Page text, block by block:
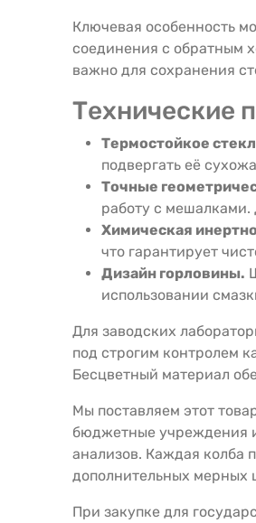
Ключевая особенность
соединения с обратным
важно для сохранения
Технические
Термостойкое
подвергать её
Точные
работу с мешалками.
Химическая
что гарантирует
Дизайн горловины.
использовании
Для заводских
под строгим контролем
Бесцветный материал
Мы поставляем этот
бюджетные учреждения и
анализов. Каждая колба
дополнительных мерных
При закупке для